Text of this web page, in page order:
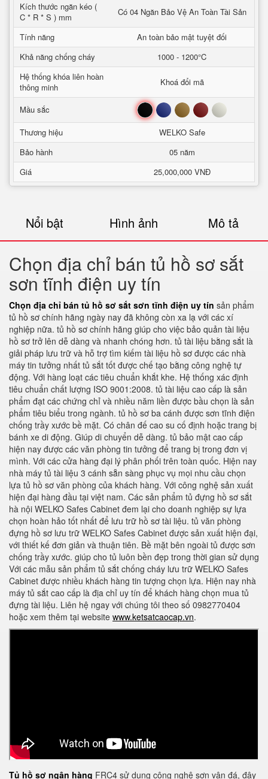
Kích thước ngăn kéo (
C * R * S ) mm
Có 04 Ngăn Bảo Vệ An Toàn Tài Sản
Tính năng
An toàn bảo mật tuyệt đối
Khả năng chống cháy
1000 - 1200°C
Hệ thống khóa liên hoàn
thông minh
Khoá đổi mã
Mầu sắc Đen Xanh Nâu Đỏ Trắng
Thương hiệu
WELKO Safe
Bảo hành
05 năm
Giá
25,000,000 VNĐ
Nổi bật Hình ảnh Mô tả
Chọn địa chỉ bán tủ hồ sơ sắt
sơn tĩnh điện uy tín
Chọn địa chỉ bán tủ hồ sơ sắt sơn tĩnh điện uy tín sản phẩm
tủ hồ sơ chính hãng ngày nay đã không còn xa lạ với các xí
nghiệp nữa. tủ hồ sơ chính hãng giúp cho việc bảo quản tài liệu
hồ sơ trở lên dễ dàng và nhanh chóng hơn. tủ tài liệu bằng sắt là
giải pháp lưu trữ và hỗ trợ tìm kiếm tài liệu hồ sơ được các nhà
máy tin tưởng nhất tủ sắt tốt được chế tạo bằng công nghệ tự
động. Với hàng loạt các tiêu chuẩn khắt khe. Hệ thống xác định
tiêu chuẩn chất lượng ISO 9001:2008. tủ tài liệu cao cấp là sản
phẩm đạt các chứng chỉ và nhiều năm liền được bầu chọn là sản
phẩm tiêu biểu trong ngành. tủ hồ sơ ba cánh được sơn tĩnh điện
chống trầy xước bề mặt. Có chân đế cao su cố định hoặc trang bị
bánh xe di động. Giúp di chuyển dễ dàng. tủ bảo mật cao cấp
hiện nay được các văn phòng tin tưởng để trang bị trong đơn vị
mình. Với các cửa hàng đại lý phân phối trên toàn quốc. Hiện nay
nhà máy tủ tài liệu 3 cánh sẵn sàng phục vụ mọi nhu cầu chọn
lựa tủ hồ sơ văn phòng của khách hàng. Với công nghệ sản xuất
hiện đại hàng đầu tại việt nam. Các sản phẩm tủ đựng hồ sơ sắt
hà nội WELKO Safes Cabinet đem lại cho doanh nghiệp sự lựa
chọn hoàn hảo tốt nhất để lưu trữ hồ sơ tài liệu. tủ văn phòng
đựng hồ sơ lưu trữ WELKO Safes Cabinet được sản xuất hiện đại,
với thiết kế đơn giản và thuận tiên. Bề mặt bên ngoài tủ được sơn
chống trầy xước. giúp cho tủ luôn bền đẹp trong thời gian sử dụng
Với các mẫu sản phẩm tủ sắt chống cháy lưu trữ WELKO Safes
Cabinet được nhiều khách hàng tin tượng chọn lựa. Hiện nay nhà
máy tủ sắt cao cấp là địa chỉ uy tín để khách hàng chọn mua tủ
đựng tài liệu. Liên hệ ngay với chúng tôi theo số 0982770404
hoặc xem thêm tại website www.ketsatcaocap.vn.
Tủ hồ sơ ngân hàng FRC4 sử dụng công nghệ sơn vân đá, đây